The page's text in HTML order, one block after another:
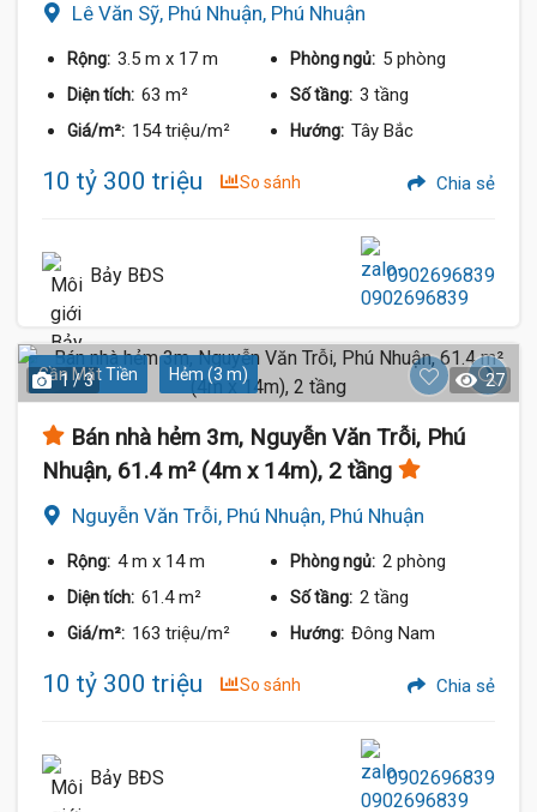
Lê Văn Sỹ, Phú Nhuận, Phú Nhuận
Rộng: 3.5 m x 17 m Phòng ngủ: 5 phòng
Diện tích: 63 m² Số tầng: 3 tầng
Giá/m²: 154 triệu/m² Hướng: Tây Bắc
10 tỷ 300 triệu So sánh Chia sẻ
Bảy BĐS 0902696839
Gần Mặt Tiền Hẻm (3 m)
1 / 3 27
Bán nhà hẻm 3m, Nguyễn Văn Trỗi, Phú
Nhuận, 61.4 m² (4m x 14m), 2 tầng
Nguyễn Văn Trỗi, Phú Nhuận, Phú Nhuận
Rộng: 4 m x 14 m Phòng ngủ: 2 phòng
Diện tích: 61.4 m² Số tầng: 2 tầng
Giá/m²: 163 triệu/m² Hướng: Đông Nam
10 tỷ 300 triệu So sánh Chia sẻ
Bảy BĐS 0902696839